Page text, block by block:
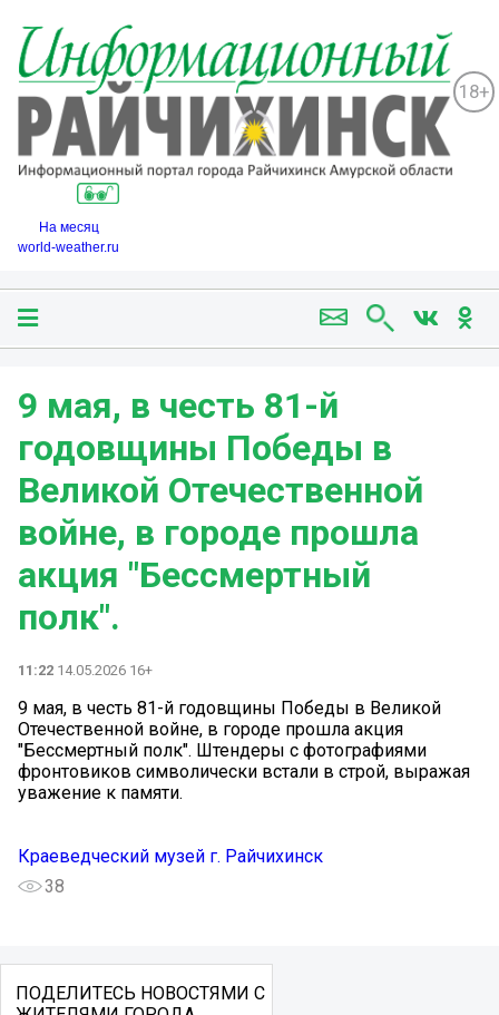
18+
На месяц
world-weather.ru
9 мая, в честь 81-й
годовщины Победы в
Великой Отечественной
войне, в городе прошла
акция "Бессмертный
полк".
11:22 14.05.2026 16+
9 мая, в честь 81-й годовщины Победы в Великой
Отечественной войне, в городе прошла акция
"Бессмертный полк". Штендеры с фотографиями
фронтовиков символически встали в строй, выражая
уважение к памяти.
Краеведческий музей г. Райчихинск
38
ПОДЕЛИТЕСЬ НОВОСТЯМИ С